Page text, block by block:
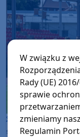
SportChojnice
środa, 5 sierpnia 2026,
W związku z
Rady (UE)
sprawie
zmieniamy
Regulamin